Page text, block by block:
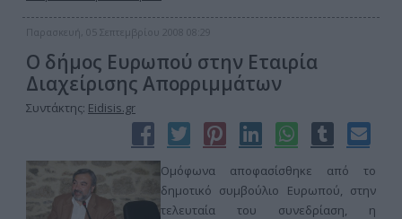
Παρασκευή, 05 Σεπτεμβρίου 2008 08:29
Ο δήμος Ευρωπού στην Εταιρία
Διαχείρισης Απορριμμάτων
Συντάκτης: Eidisis.gr
Ομόφωνα αποφασίσθηκε από το
δημοτικό συμβούλιο Ευρωπού, στην
τελευταία του συνεδρίαση, η